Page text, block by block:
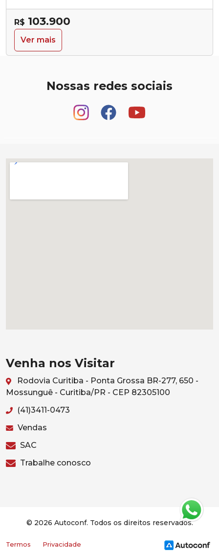
R$ 103.900
Ver mais
Nossas redes sociais
Venha nos Visitar
Rodovia Curitiba - Ponta Grossa BR-277, 650 -
Mossunguê - Curitiba/PR - CEP 82305100
(41)3411-0473
Vendas
SAC
Trabalhe conosco
© 2026 Autoconf. Todos os direitos reservados.
Termos Privacidade